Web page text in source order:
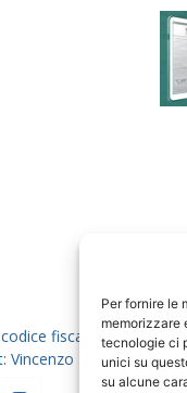
Per fornire le
memorizzare
tecnologie ci
unici su
su alcune
fiscale
Vincenzo D'Anna